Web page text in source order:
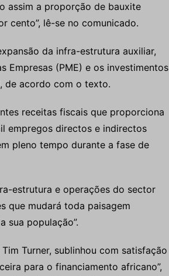
assim a proporção de bauxite
cento”, lê-se no comunicado.
da infra-estrutura auxiliar,
Empresas (PME) e os investimentos
de acordo com o texto.
receitas fiscais que proporciona
empregos directos e indirectos
pleno tempo durante a fase de
estrutura e operações do sector
que mudará toda paisagem
sua população”.
Turner, sublinhou com satisfação
para o financiamento africano”,